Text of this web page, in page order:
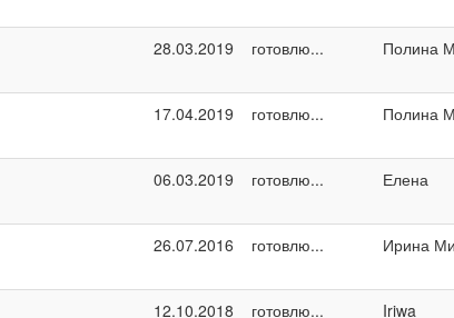
28.03.2019 готовлю... Полина
17.04.2019 готовлю... Полина
06.03.2019 готовлю... Елена
26.07.2016 готовлю... Ирина
12.10.2018 готовлю... Iriwa